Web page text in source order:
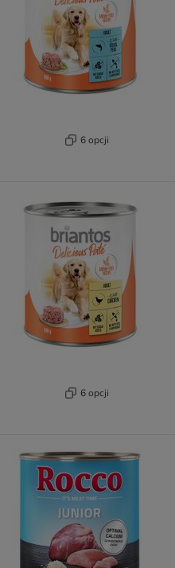
6 opcji
6 opcji